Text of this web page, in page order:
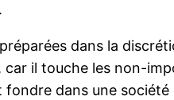
dans la
il touche les non-
dans une